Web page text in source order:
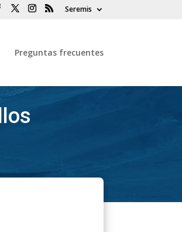
Seremis
Preguntas frecuentes